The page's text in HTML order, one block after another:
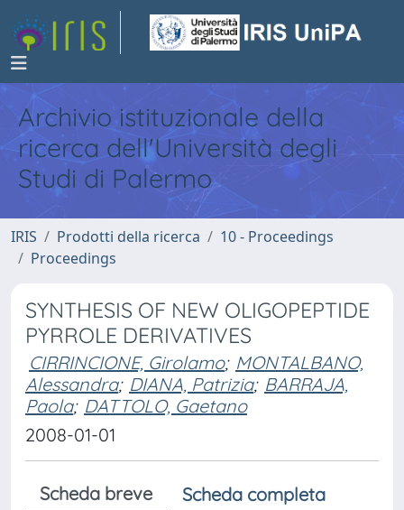
Archivio istituzionale della
ricerca dell'Università degli
Studi di Palermo
IRIS Prodotti della ricerca
10 - Proceedings
Proceedings
SYNTHESIS OF NEW OLIGOPEPTIDE
PYRROLE DERIVATIVES
CIRRINCIONE, Girolamo; MONTALBANO,
Alessandra; DIANA, Patrizia; BARRAJA,
Paola; DATTOLO, Gaetano
2008-01-01
Scheda breve
Scheda completa